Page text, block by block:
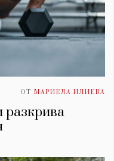
ОТ МАРИЕЛА ИЛИЕВА
разкрива